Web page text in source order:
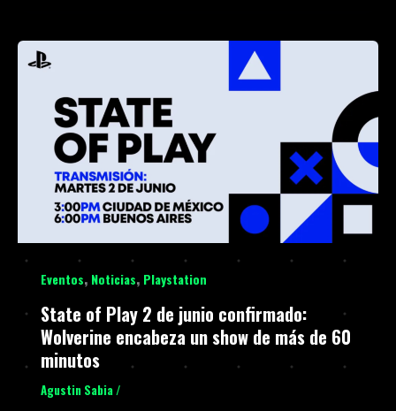
Eventos, Noticias, Playstation
State of Play 2 de junio confirmado:
Wolverine encabeza un show de más de 60
minutos
Agustin Sabia/